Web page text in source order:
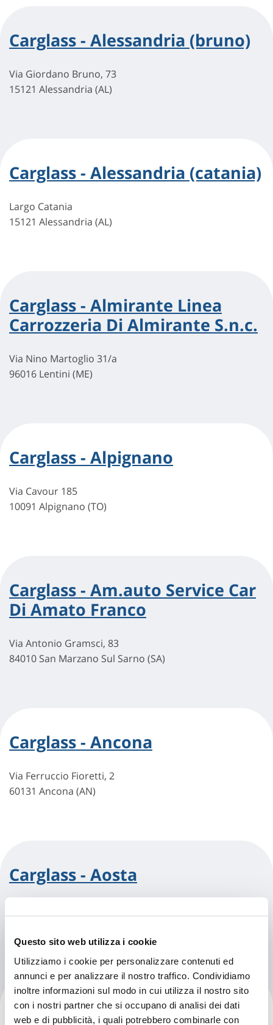
Questo sito web utilizza i cookie
Utilizziamo i cookie per personalizzare contenuti ed
annunci e per analizzare il nostro traffico. Condividiamo
inoltre informazioni sul modo in cui utilizza il nostro sito
con i nostri partner che si occupano di analisi dei dati
web e di pubblicità, i quali potrebbero combinarle con
Carglass - Alessandria (bruno)
Via Giordano Bruno, 73
15121 Alessandria (AL)
Carglass - Alessandria (catania)
Largo Catania
15121 Alessandria (AL)
Carglass - Almirante Linea
Carrozzeria Di Almirante S.n.c.
Via Nino Martoglio 31/a
96016 Lentini (ME)
Carglass - Alpignano
Via Cavour 185
10091 Alpignano (TO)
Carglass - Am.auto Service Car
Di Amato Franco
Via Antonio Gramsci, 83
84010 San Marzano Sul Sarno (SA)
Carglass - Ancona
Via Ferruccio Fioretti, 2
60131 Ancona (AN)
Carglass - Aosta
Carglass - Arezzo